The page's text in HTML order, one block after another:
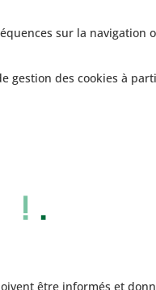
sur la
gestion des cookies à
! .
être informés et